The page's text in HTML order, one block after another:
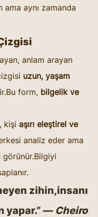
aynı zamanda
anlam arayan
uzun, yaşam
form, bilgelik ve
kişi aşırı eleştirel ve
analiz eder ama
görünür.Bilgiyi
zihin,insanı
yapar.” — Cheiro